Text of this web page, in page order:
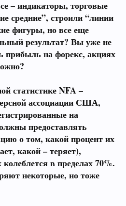
– индикаторы, торговые
средние”, строили “линии
фигуры, но все еще
результат? Вы уже не
прибыль на форекс, акциях
статистикеNFA –
ассоциации США,
на
предоставлять
о том, какой процент их
какой – теряет),
в пределах70%.
некоторые, но тоже